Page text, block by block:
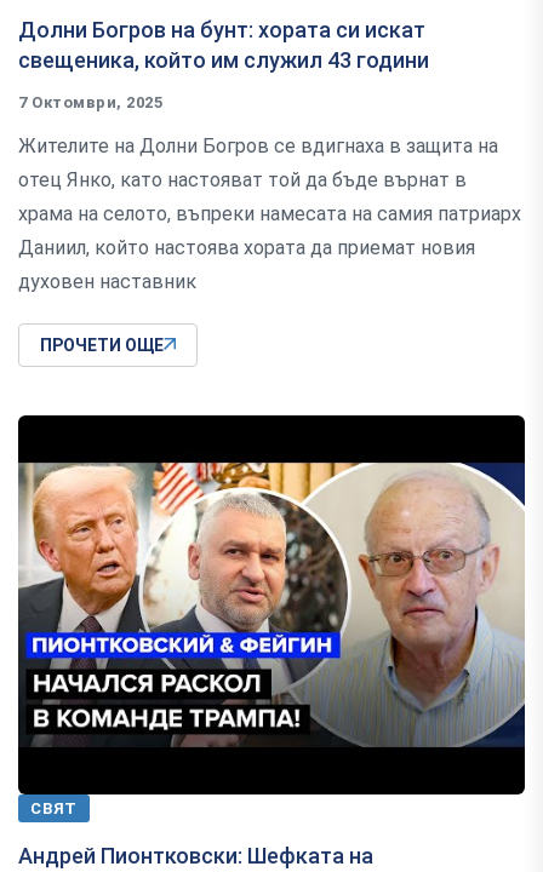
Долни Богров на бунт: хората си искат
свещеника, който им служил 43 години
7 Октомври, 2025
Жителите на Долни Богров се вдигнаха в защита на
отец Янко, като настояват той да бъде върнат в
храма на селото, въпреки намесата на самия патриарх
Даниил, който настоява хората да приемат новия
духовен наставник
ПРОЧЕТИ ОЩЕ
СВЯТ
Андрей Пионтковски: Шефката на